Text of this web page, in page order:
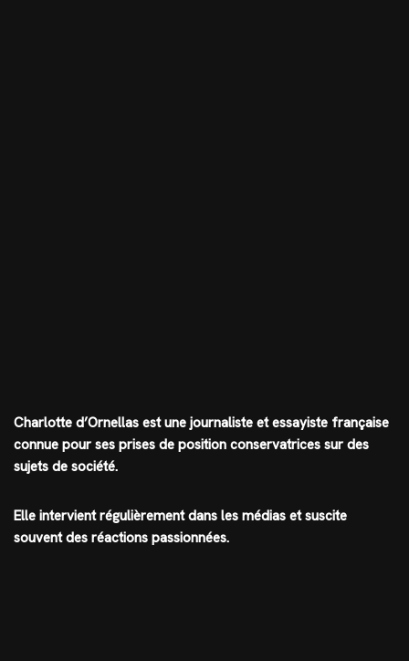
Charlotte d’Ornellas est une journaliste et essayiste française
connue pour ses prises de position conservatrices sur des
sujets de société.
Elle intervient régulièrement dans les médias et suscite
souvent des réactions passionnées.